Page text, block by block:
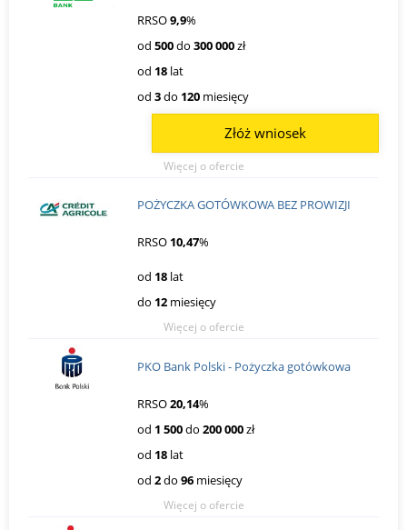
RRSO9,9%
od 500do 300 000zł
od 18 lat
od 3do 120 miesięcy
Więcej o ofercie
Złóż wniosek
POŻYCZKA GOTÓWKOWA BEZ PROWIZJI
RRSO 10,47%
od 18 lat
do 12 miesięcy
Więcej o ofercie
PKO Bank Polski - Pożyczka gotówkowa
RRSO20,14%
od 1 500do 200 000zł
od 18 lat
od 2do 96 miesięcy
Więcej o ofercie